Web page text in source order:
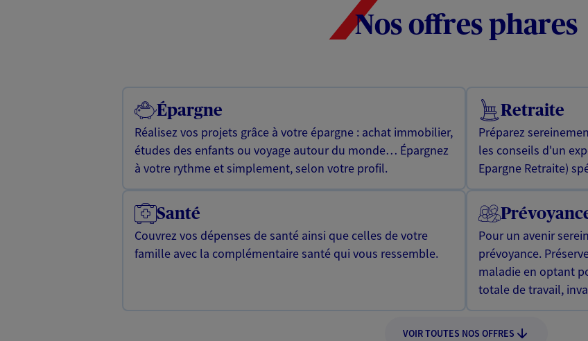
Nos offres phares
Épargne
Réalisez vos projets grâce à votre épargne : achat immobilier,
études des enfants ou voyage autour du monde… Épargnez
à votre rythme et simplement, selon votre profil.
Retraite
Préparez
les conseils d'un
Epargne Retraite)
Santé
Couvrez vos dépenses de santé ainsi que celles de votre
famille avec la complémentaire santé qui vous ressemble.
Pour un avenir
prévoyance.
maladie en optant
totale de travail,
VOIR TOUTES NOS OFFRES